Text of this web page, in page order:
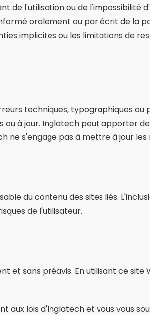
de l'utilisation ou de l'impossibilité
oralement ou par écrit de la
implicites ou les limitations de
techniques, typographiques ou
à jour. Inglatech peut apporter
ne s'engage pas à mettre à jour les
du contenu des sites liés.
de l'utilisateur.
et sans préavis. En utilisant ce site
aux lois d'Inglatech et vous vous